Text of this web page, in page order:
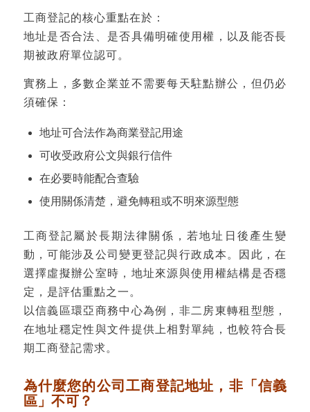
工商登記的核心重點在於：
地址是否合法、是否具備明確使用權，以及能否長
期被政府單位認可。
實務上，多數企業並不需要每天駐點辦公，但仍必
須確保：
地址可合法作為商業登記用途
可收受政府公文與銀行信件
在必要時能配合查驗
使用關係清楚，避免轉租或不明來源型態
工商登記屬於長期法律關係，若地址日後產生變
動，可能涉及公司變更登記與行政成本。因此，在
選擇虛擬辦公室時，地址來源與使用權結構是否穩
定，是評估重點之一。
以信義區環亞商務中心為例，非二房東轉租型態，
在地址穩定性與文件提供上相對單純，也較符合長
期工商登記需求。
為什麼您的公司工商登記地址，非「信義
區」不可？